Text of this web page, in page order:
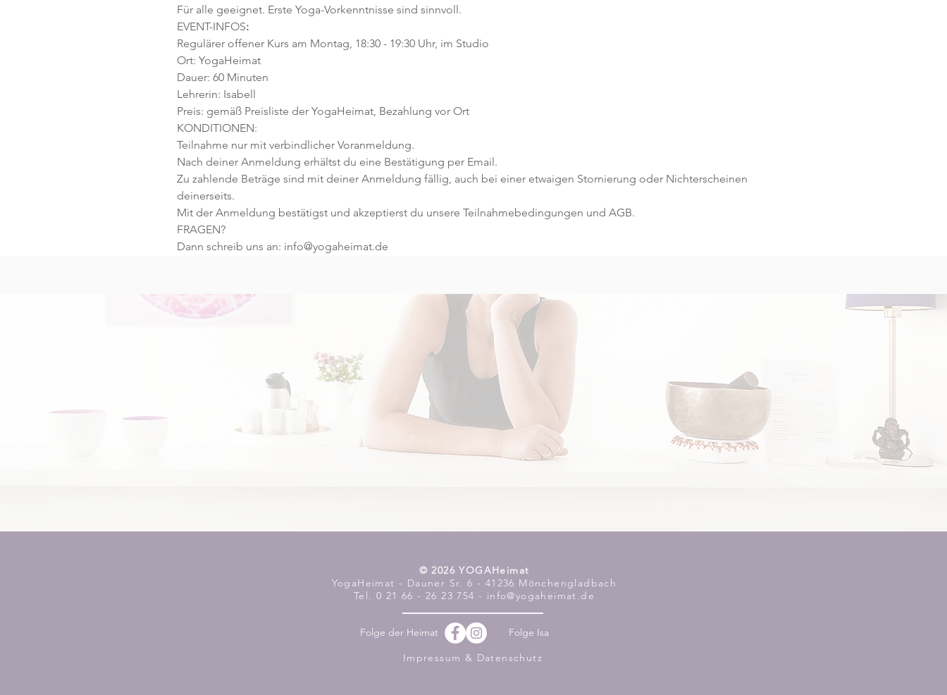
Für alle geeignet. Erste Yoga-Vorkenntnisse sind sinnvoll.
EVENT-INFOS:
Regulärer offener Kurs am Montag, 18:30 - 19:30 Uhr, im Studio
Ort: YogaHeimat
Dauer: 60 Minuten
Lehrerin: Isabell
Preis: gemäß Preisliste der YogaHeimat, Bezahlung vor Ort
KONDITIONEN:
Teilnahme nur mit verbindlicher Voranmeldung.
Nach deiner Anmeldung erhältst du eine Bestätigung per Email.
Zu zahlende Beträge sind mit deiner Anmeldung fällig, auch bei einer etwaigen Stornierung oder Nichterscheinen
deinerseits.
Mit der Anmeldung bestätigst und akzeptierst du unsere Teilnahmebedingungen und AGB.
FRAGEN?
Dann schreib uns an: info@yogaheimat.de
​© 2026 YOGAHeimat
YogaHeimat - Dauner Sr. 6 - 41236 Mönchengladbach
Tel. 0 21 66 - 26 23 754 - info@yogaheimat.de
Folge der Heimat
Folge Isa
Impressum & Datenschutz